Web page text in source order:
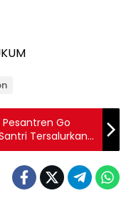
Go
Tersalurkan